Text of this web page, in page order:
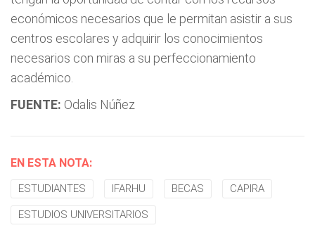
económicos necesarios que le permitan asistir a sus
centros escolares y adquirir los conocimientos
necesarios con miras a su perfeccionamiento
académico.
FUENTE: Odalis Núñez
EN ESTA NOTA:
ESTUDIANTES IFARHU BECAS CAPIRA
ESTUDIOS UNIVERSITARIOS